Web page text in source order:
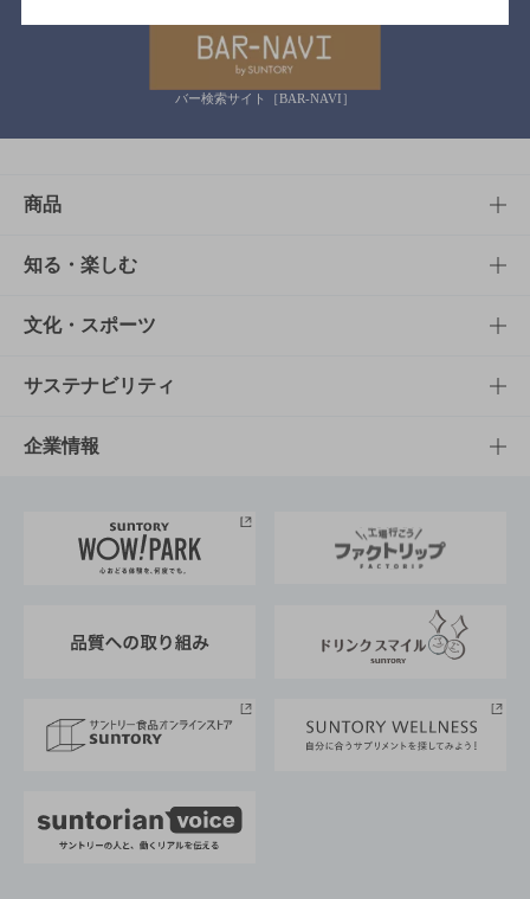
バー検索サイト［BAR-NAVI］
商品
商品TOP
商品一覧
商品発売情報
栄養成分一覧
知る・楽しむ
知る・楽しむTOP
キャンペーン
工場見学
地域情報
文化・スポーツ
文化・スポーツTOP
サントリーホール
サントリーサンバーズ大阪
サステナビリティ
サステナビリティTOP
サントリーが考えるサステナビリティ経営
企業情報
企業概要
採用情報